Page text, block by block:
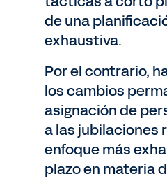
de una
exhaustiva.
Por el contrario,
los cambios
asignación de
a las jubilaciones
enfoque más
plazo en materia